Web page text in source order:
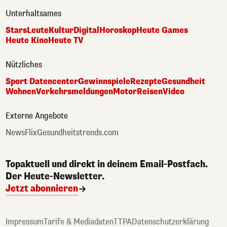
Unterhaltsames
StarsLeuteKulturDigital HoroskopHeute Games
Heute KinoHeute TV
Nützliches
Sport DatencenterGewinnspieleRezepteGesundheit
WohnenVerkehrsmeldungenMotorReisenVideo
Externe Angebote
NewsFlixGesundheitstrends.com
Topaktuell und direkt in deinem Email-Postfach.
Der Heute-Newsletter.
Jetzt abonnieren
ImpressumTarife & MediadatenTTPADatenschutzerklärung